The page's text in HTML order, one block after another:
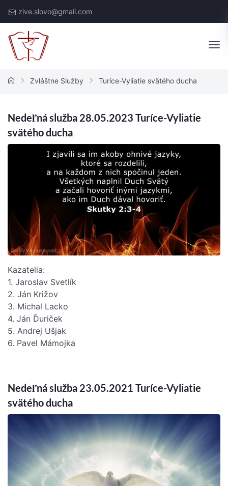
content
zive.slovo@gmail.com
Živé
SlovoZvláštne Služby Turíce-Vyliatie svätého ducha
Nedeľná služba 28.05.2023 Turíce-Vyliatie
svätého ducha
Kazatelia:
1. Jaroslav Svetlík
2. Ján Križov
3. Michal Lacko
4. Ján Ďuriček
5. Andrej Ušjak
6. Pavel Mámojka
Nedeľná služba 23.05.2021 Turíce-Vyliatie
svätého ducha